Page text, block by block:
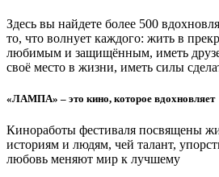
Здесь вы найдете более 500
то, что волнует каждого: жить в
любимым и защищённым, иметь
своё место в жизни, иметь силы
«ЛАМПА» – это кино, которое вдохновляет
Киноработы фестиваля посвящены
историям и людям, чей талант,
любовь меняют мир к лучшему